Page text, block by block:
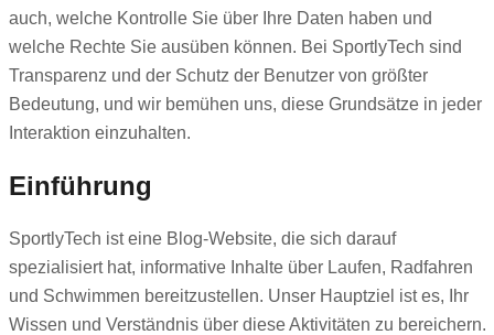
auch, welche Kontrolle Sie über Ihre Daten haben und
welche Rechte Sie ausüben können. Bei SportlyTech sind
Transparenz und der Schutz der Benutzer von größter
Bedeutung, und wir bemühen uns, diese Grundsätze in jeder
Interaktion einzuhalten.
Einführung
SportlyTech ist eine Blog-Website, die sich darauf
spezialisiert hat, informative Inhalte über Laufen, Radfahren
und Schwimmen bereitzustellen. Unser Hauptziel ist es, Ihr
Wissen und Verständnis über diese Aktivitäten zu bereichern.